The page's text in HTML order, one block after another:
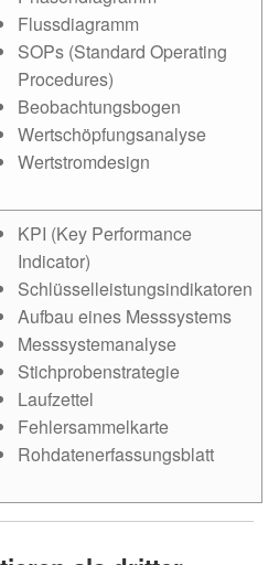
Flussdiagramm
SOPs (Standard Operating
Procedures)
Beobachtungsbogen
Wertschöpfungsanalyse
Wertstromdesign
KPI (Key Performance
Indicator)
Schlüsselleistungsindikatoren
Aufbau eines Messsystems
Messsystemanalyse
Stichprobenstrategie
Laufzettel
Fehlersammelkarte
Rohdatenerfassungsblatt